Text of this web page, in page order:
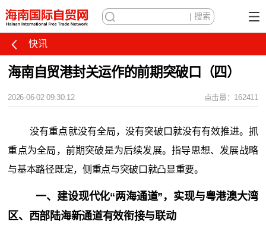
快讯
海南自贸港封关运作的前期突破口（四）
2026-06-02 09:30:12 点击量：162411
没有重点就没有全局，没有突破口就没有有效推进。抓
重点为全局，前期突破是为后续发展。指导思想、发展战略
与基本路径既定，侧重点与突破口就凸显重要。
一、建设现代化“两海通道”，实现与粤港澳大湾
区、西部陆海新通道有效衔接与联动